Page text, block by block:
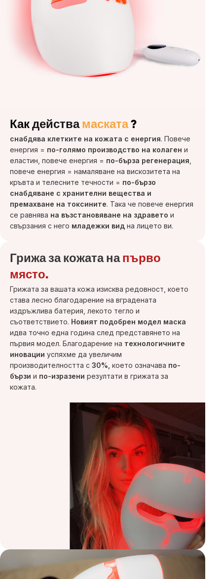
Как действа маската ?
снабдява клетките на кожата с енергия. Повече
енергия = по-голямо производство на колаген и
еластин, повече енергия = по-бърза регенерация
повече енергия = намаляване на вискозитета на
кръвта и телесните течности = по-бързо
снабдяване с хранителни вещества и
премахване на токсините. Така че повече енергия
се равнява на възстановяване на здравето и
свързания с него младежки вид на лицето ви.
Грижа за кожата на първо
място.
Грижата за вашата кожа изисква редовност, което
става лесно благодарение на вградената
издръжлива батерия, лекото тегло и
съответствието. Новият подобрен модел маска
идва точно една година след представянето на
първия модел. Благодарение на технологичните
иновации успяхме да увеличим
производителността с 30%, което означава по-
бързи и по-изразени резултати в грижата за
кожата.